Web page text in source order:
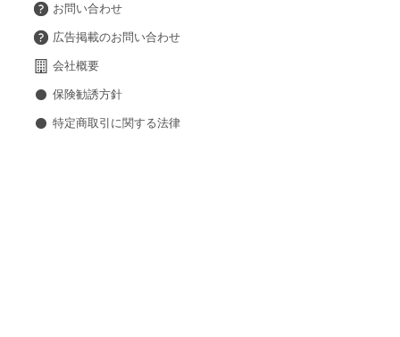
お問い合わせ
広告掲載のお問い合わせ
会社概要
保険勧誘方針
特定商取引に関する法律